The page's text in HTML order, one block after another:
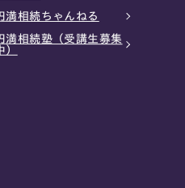
満相続ちゃんねる
満相続塾（受講生募集
）